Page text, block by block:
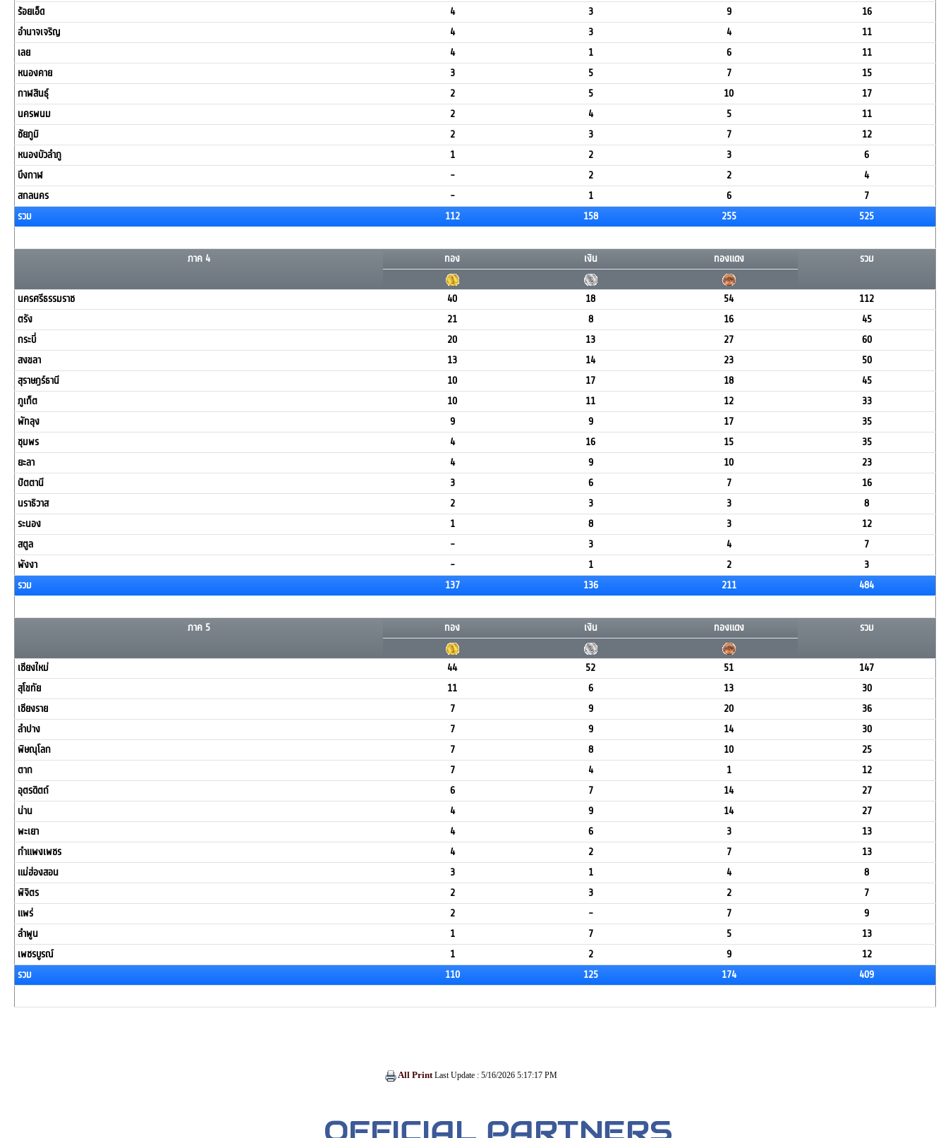
ร้อยเอ็ด
4 3 9
16
อำนาจเจริญ
4 3 4
11
เลย
4 1 6
11
หนองคาย
3 5 7
15
กาฬสินธุ์
2 5 10
17
นครพนม
2 4 5
11
ชัยภูมิ
2 3 7
12
หนองบัวลำภู
1 2 3
6
บึงกาฬ
- 2 2
4
สกลนคร
- 1 6
7
รวม
112 158 255 525
ภาค 4 ทอง เงิน ทองแดง รวม
นครศรีธรรมราช 40 18 54
112
ตรัง
21 8 16
45
กระบี่
20 13 27
60
สงขลา
13 14 23
50
สุราษฎร์ธานี
10 17 18
45
ภูเก็ต
10 11 12
33
พัทลุง
9 9 17
35
ชุมพร
4 16 15
35
ยะลา
4 9 10
23
ปัตตานี
3 6 7
16
นราธิวาส
2 3 3
8
ระนอง
1 8 3
12
สตูล
- 3 4
7
พังงา
- 1 2
3
รวม
137 136 211 484
ภาค 5 ทอง เงิน ทองแดง รวม
เชียงใหม่ 44 52 51
147
สุโขทัย
11 6 13
30
เชียงราย
7 9 20
36
ลำปาง
7 9 14
30
พิษณุโลก
7 8 10
25
ตาก
7 4 1
12
อุตรดิตถ์
6 7 14
27
น่าน
4 9 14
27
พะเยา
4 6 3
13
กำแพงเพชร
4 2 7
13
แม่ฮ่องสอน
3 1 4
8
พิจิตร
2 3 2
7
แพร่
2 - 7
9
ลำพูน
1 7 5
13
เพชรบูรณ์
1 2 9
12
รวม
110 125 174 409
All PrintLast Update : 5/16/2026 5:17:17 PM